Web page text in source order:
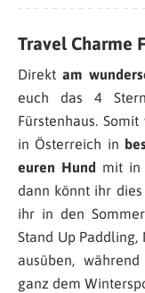
Travel Charme
Direktam
euch das 4
Fürstenhaus.
in Österreich in
euren Hund mit in
dann könnt ihr
ihr in den
Stand Up
ausüben,
ganz dem